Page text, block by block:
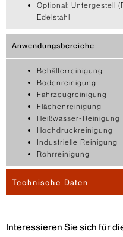
Optional: Untergestell
Edelstahl
Anwendungsbereiche
Behälterreinigung
Bodenreinigung
Fahrzeugreinigung
Flächenreinigung
Heißwasser-Reinigung
Hochdruckreinigung
Industrielle Reinigung
Rohrreinigung
Technische Daten
Interessieren Sie sich für